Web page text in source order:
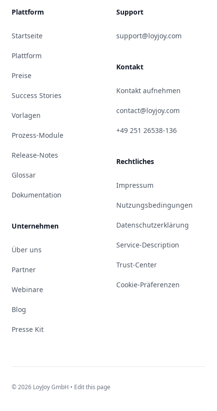
Plattform
Startseite
Plattform
Preise
Success Stories
Vorlagen
Prozess-Module
Release-Notes
Glossar
Dokumentation
Unternehmen
Über uns
Partner
Webinare
Blog
Presse Kit
Support
support@loyjoy.com
Kontakt
Kontakt aufnehmen
contact@loyjoy.com
+49 251 26538-136
Rechtliches
Impressum
Nutzungsbedingungen
Datenschutzerklärung
Service-Description
Trust-Center
Cookie-Präferenzen
© 2026 LoyJoy GmbH • Edit this page